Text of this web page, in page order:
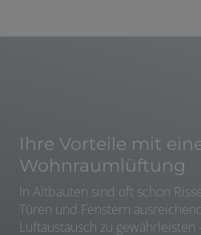
Ihre Vorteile mit
Wohnraumlüftung
In Altbauten sind oft schon
Türen und Fenstern
Luftaustausch zu